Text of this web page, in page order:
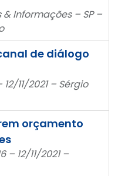
& Informações – SP –
de diálogo
11/2021 – Sérgio
orçamento
– 12/11/2021 –